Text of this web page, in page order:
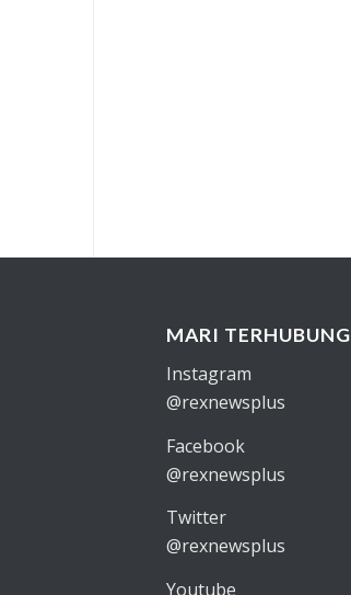
MARI TERHUBUNG
Instagram
@rexnewsplus
Facebook
@rexnewsplus
Twitter
@rexnewsplus
Youtube